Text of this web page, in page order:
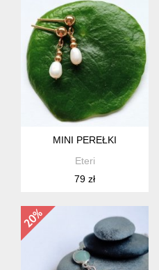
MINI PEREŁKI
Eteri
79 zł